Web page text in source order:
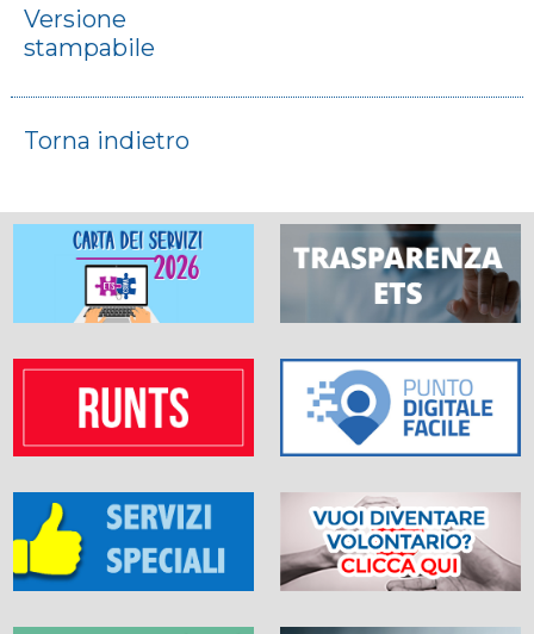
Versione
stampabile
Torna indietro